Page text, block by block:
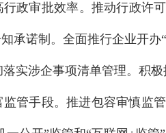
政审批效率。 推动行政许可
承诺制。全面推行企业开办
实涉企事项清单管理。 积极
管手段。 推进包容审慎监